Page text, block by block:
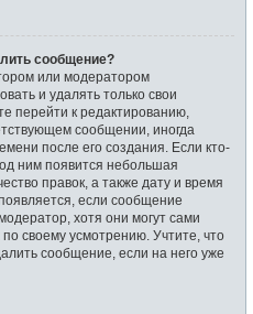
сообщение?
или модератором
и удалять только свои
перейти к редактированию,
сообщении, иногда
после его создания. Если кто-
ним появится небольшая
правок, а также дату и время
если сообщение
хотя они могут сами
своему усмотрению. Учтите, что
сообщение, если на него уже